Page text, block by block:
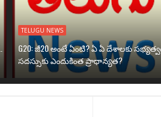
TELUGU NEWS
G20: జీ20 అంటే ఏంటి? ఏ ఏ దేశాలకు
సదస్సుకు ఎందుకింత ప్రాధాన్యత?